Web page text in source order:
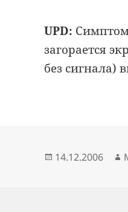
UPD:
загорается
без сигнала)
Опубликовано
14.12.2006